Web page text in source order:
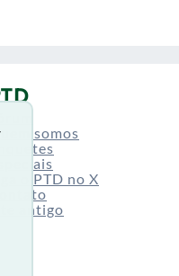
somos
o PTD no X
antigo